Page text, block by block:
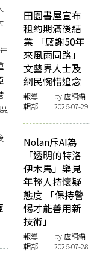
田園書屋宣布
租約期滿後結
業 「感謝50年
來風雨同路」
文藝界人士及
網民惋惜追念
報導 | by 虛詞編
輯部 | 2026-07-29
Nolan斥AI為
「透明的特洛
伊木馬」樂見
年輕人持懷疑
態度 「保持警
惕才能善用新
技術」
報導 | by 虛詞編
輯部 | 2026-07-28